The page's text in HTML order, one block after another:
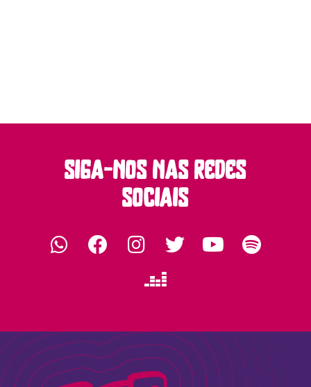
siga-nos nas redes
sociais